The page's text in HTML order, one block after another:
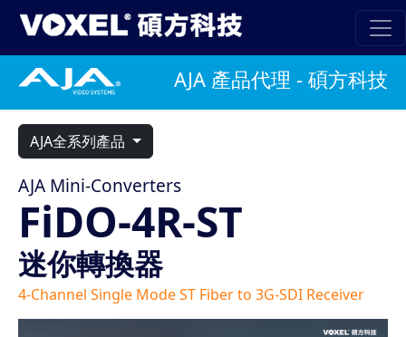
AJA 產品代理 - 碩方科技
AJA全系列產品
AJA Mini-Converters
FiDO-4R-ST
迷你轉換器
4-Channel Single Mode ST Fiber to 3G-SDI Receiver